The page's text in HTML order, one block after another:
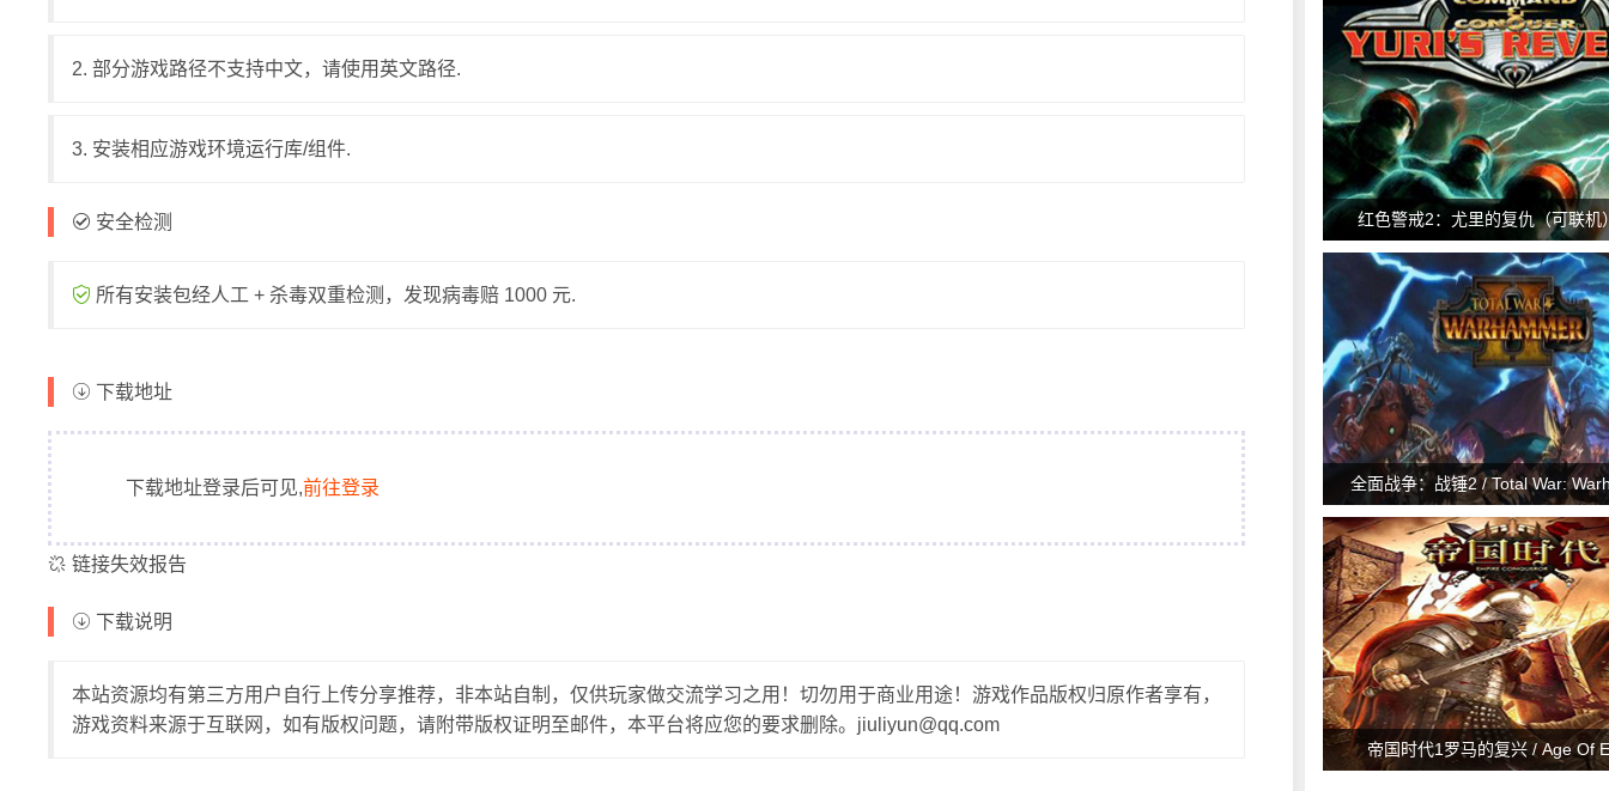
2. 部分游戏路径不支持中文，请使用英文路径.
3. 安装相应游戏环境运行库/组件.
安全检测
所有安装包经人工 + 杀毒双重检测，发现病毒赔 1000 元.
下载地址
下载地址登录后可见,前往登录
链接失效报告
下载说明
本站资源均有第三方用户自行上传分享推荐，非本站自制，仅供玩家做交流学习之用！切勿用于商业用途！游戏作品版权归原作者享有，
游戏资料来源于互联网，如有版权问题，请附带版权证明至邮件，本平台将应您的要求删除。jiuliyun@qq.com
红色警戒2：尤里的复仇（可联机
全面战争：战锤2 / Total War:
帝国时代1罗马的复兴 / Age Of